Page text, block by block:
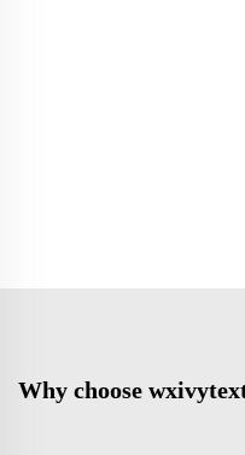
Why choose